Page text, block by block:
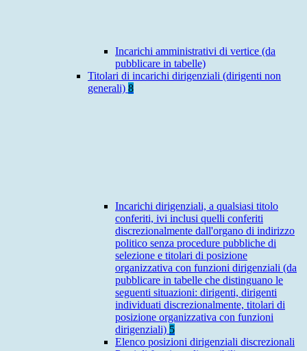
Incarichi amministrativi di vertice (da
pubblicare in tabelle)
Titolari di incarichi dirigenziali (dirigenti non
generali) 8
Incarichi dirigenziali, a qualsiasi titolo
conferiti, ivi inclusi quelli conferiti
discrezionalmente dall'organo di indirizzo
politico senza procedure pubbliche di
selezione e titolari di posizione
organizzativa con funzioni dirigenziali (da
pubblicare in tabelle che distinguano le
seguenti situazioni: dirigenti, dirigenti
individuati discrezionalmente, titolari di
posizione organizzativa con funzioni
dirigenziali) 5
Elenco posizioni dirigenziali discrezionali